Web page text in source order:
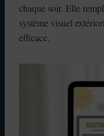
chaque soir. Elle
système visuel
efficace.